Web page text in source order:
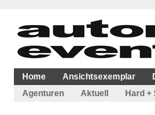
Home Ansichtsexemplar
Agenturen
Aktuell Hard +